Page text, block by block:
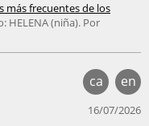
más frecuentes de los
HELENA (niña). Por
ca en
16/07/2026